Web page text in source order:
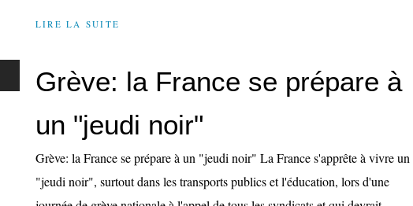
LIRE LA SUITE
Grève: la France se prépare à
un "jeudi noir"
Grève: la France se prépare à un "jeudi noir" La France s'apprête à vivre un
"jeudi noir", surtout dans les transports publics et l'éducation, lors d'une